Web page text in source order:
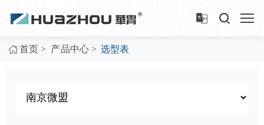
首页 > 产品中心 > 选型表